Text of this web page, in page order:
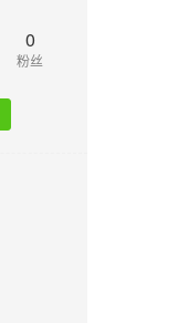
0
粉丝